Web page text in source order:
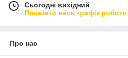
Сьогодні вихідний
Показати весь графік роботи
Про нас